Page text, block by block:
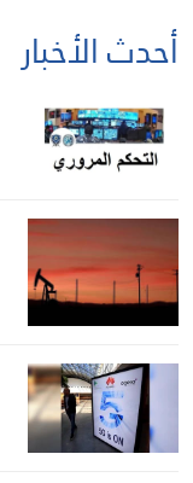
أحدث الأخبار